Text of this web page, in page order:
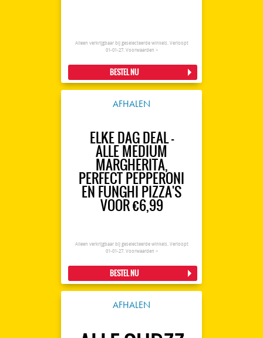
Alleen verkrijgbaar bij geselecteerde winkels. Verloopt
01-01-27. Voorwaarden >
BESTEL NU
AFHALEN
ELKE DAG DEAL -
ALLE MEDIUM
MARGHERITA,
PERFECT PEPPERONI
EN FUNGHI PIZZA'S
VOOR €6,99
Alleen verkrijgbaar bij geselecteerde winkels. Verloopt
01-01-27. Voorwaarden >
BESTEL NU
AFHALEN